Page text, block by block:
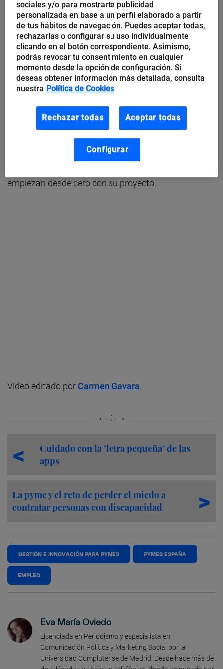
Actualmente Javi y Gonzalocuentan con el apoyo de
la aceleradora Tetuán Valley de Madrid, donde se
ofrece entrenamiento gratuito a emprendedores y
contacto directo con una larga lista de inversores y
mentores especialistas en empresas de base
tecnológica.
Ellos nos han contado su experiencia, los medios de
marketing que utilizan, el provecho que le están
coworkingy cómo superaron los miedos
iniciales, pero sobre todo nos han transmitido ilusión,
empiezan desde cero con su proyecto.
Vídeo editado por Carmen Gavara.
Cuidado con la ‘letra pequeña’ de las
apps
La pyme y el reto de perder el miedo a
contratar personas con discapacidad
GESTIÓN E INNOVACIÓN PARA PYMES PYMES ESPAÑA
EMPLEO
Eva María Oviedo
Licenciada en Periodismo y especialista en
Comunicación Política y Marketing Social por la
Universidad Complutense de Madrid. Desde hace más de
sociales y/o para mostrarte publicidad
personalizada en base a un perfil elaborado a partir
de tus hábitos de navegación. Puedes aceptar todas,
rechazarlas o configurar su uso individualmente
clicando en el botón correspondiente. Asimismo,
podrás revocar tu consentimiento en cualquier
momento desde la opción de configuración. Si
deseas obtener información más detallada, consulta
nuestra Política de Cookies
Rechazar todas Aceptar todas
Configurar